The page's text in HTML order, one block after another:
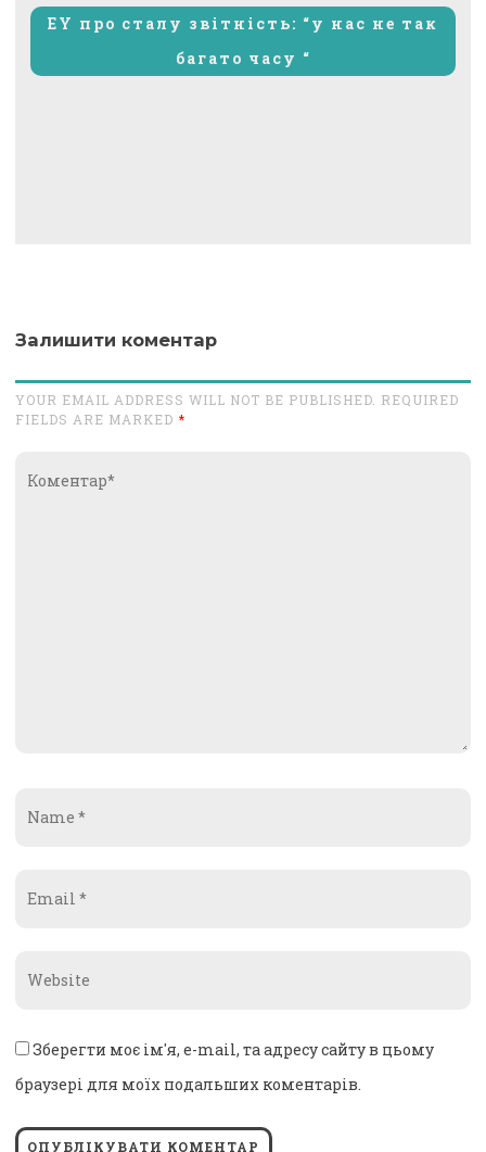
EY про сталу звітність: “у нас не так
багато часу “
Залишити коментар
YOUR EMAIL ADDRESS WILL NOT BE PUBLISHED. REQUIRED
FIELDS ARE MARKED *
Зберегти моє ім'я, e-mail, та адресу сайту в цьому
браузері для моїх подальших коментарів.